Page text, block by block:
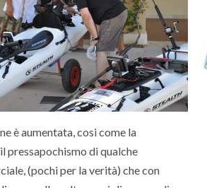
è aumentata, cosi come la
pressapochismo di qualche
(pochi per la verità) che con